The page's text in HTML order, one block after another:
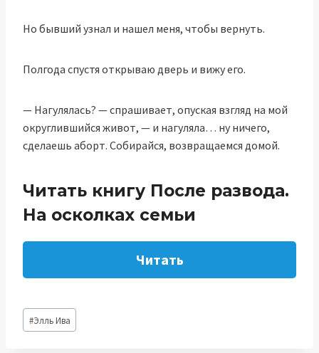
Но бывший узнал и нашел меня, чтобы вернуть.
Полгода спустя открываю дверь и вижу его.
— Нагулялась? — спрашивает, опуская взгляд на мой
округлившийся живот, — и нагуляла… ну ничего,
сделаешь аборт. Собирайся, возвращаемся домой.
Читать книгу После развода.
На осколках семьи
Читать
Метки
записи:
#Элль Ива